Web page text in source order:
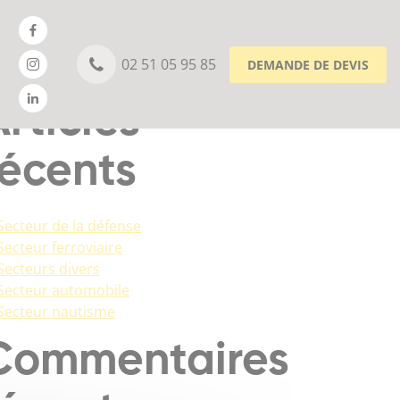
02 51 05 95 85 DEMANDE DE DEVIS
RECHERCHER
de la défense
ferroviaire
divers
automobile
nautisme